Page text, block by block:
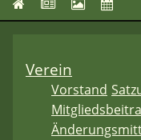
Verein
Vorstand